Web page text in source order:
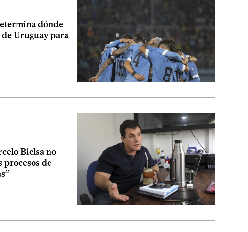
dónde
Uruguay para
Bielsa no
procesos de